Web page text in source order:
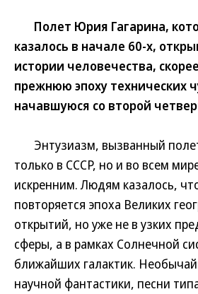
Полет Юрия Гагарина,
казалось в начале 60-х,
истории человечества,
прежнюю эпоху технических
начавшуюся со второй
Энтузиазм, вызванный
только в СССР, но и во всем
искренним. Людям казалось,
повторяется эпоха Великих
открытий, но уже не в узких
сферы, а в рамках Солнечной
ближайших галактик.
научной фантастики, песни